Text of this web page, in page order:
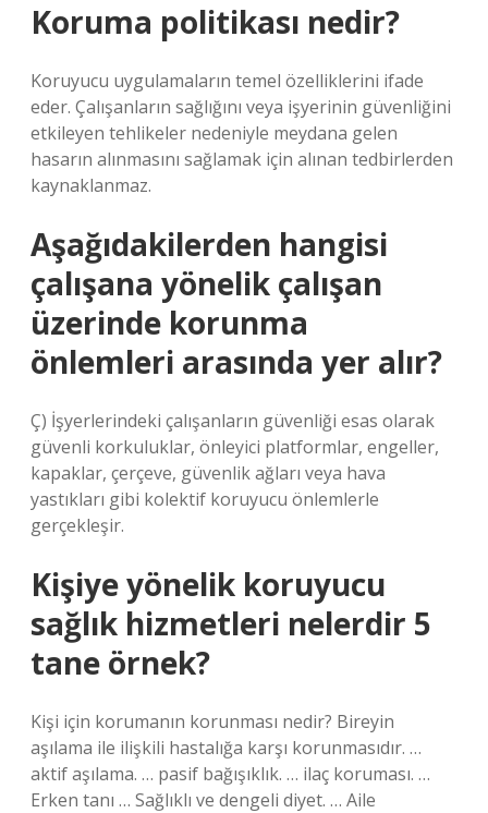
Koruma politikası nedir?
Koruyucu uygulamaların temel özelliklerini ifade
eder. Çalışanların sağlığını veya işyerinin güvenliğini
etkileyen tehlikeler nedeniyle meydana gelen
hasarın alınmasını sağlamak için alınan tedbirlerden
kaynaklanmaz.
Aşağıdakilerden hangisi
çalışana yönelik çalışan
üzerinde korunma
önlemleri arasında yer alır?
Ç) İşyerlerindeki çalışanların güvenliği esas olarak
güvenli korkuluklar, önleyici platformlar, engeller,
kapaklar, çerçeve, güvenlik ağları veya hava
yastıkları gibi kolektif koruyucu önlemlerle
gerçekleşir.
Kişiye yönelik koruyucu
sağlık hizmetleri nelerdir 5
tane örnek?
Kişi için korumanın korunması nedir? Bireyin
aşılama ile ilişkili hastalığa karşı korunmasıdır. …
aktif aşılama. … pasif bağışıklık. … ilaç koruması. …
Erken tanı … Sağlıklı ve dengeli diyet. … Aile